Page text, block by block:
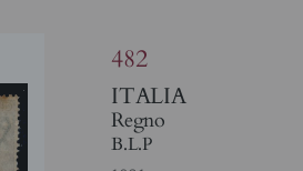
482
ITALIA
Regno
B.L.P